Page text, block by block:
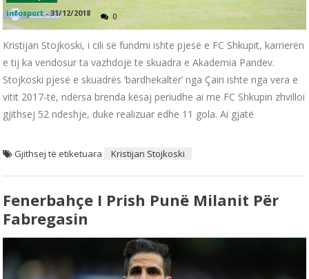
infosport -31/12/2018 0
Kristijan Stojkoski, i cili së fundmi ishte pjesë e FC Shkupit, karrierën
e tij ka vendosur ta vazhdojë te skuadra e Akademia Pandev.
Stojkoski pjesë e skuadrës ‘bardhekaltër’ nga Çairi ishte nga vera e
vitit 2017-të, ndërsa brenda kësaj periudhe ai me FC Shkupin zhvilloi
gjithsej 52 ndeshje, duke realizuar edhe 11 gola. Ai gjatë
Gjithsej të etiketuara Kristijan Stojkoski
Fenerbahçe I Prish Punë Milanit Për
Fabregasin